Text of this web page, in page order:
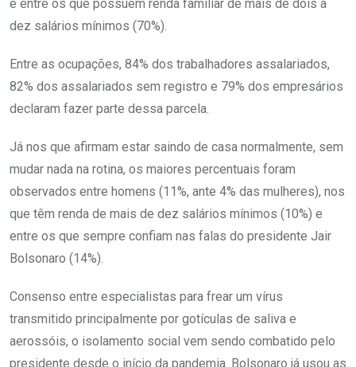
e entre os que possuem renda familiar de mais de dois a
dez salários mínimos (70%).
Entre as ocupações, 84% dos trabalhadores assalariados,
82% dos assalariados sem registro e 79% dos empresários
declaram fazer parte dessa parcela.
Já nos que afirmam estar saindo de casa normalmente, sem
mudar nada na rotina, os maiores percentuais foram
observados entre homens (11%, ante 4% das mulheres), nos
que têm renda de mais de dez salários mínimos (10%) e
entre os que sempre confiam nas falas do presidente Jair
Bolsonaro (14%).
Consenso entre especialistas para frear um vírus
transmitido principalmente por gotículas de saliva e
aerossóis, o isolamento social vem sendo combatido pelo
presidente desde o início da pandemia. Bolsonaro já usou as